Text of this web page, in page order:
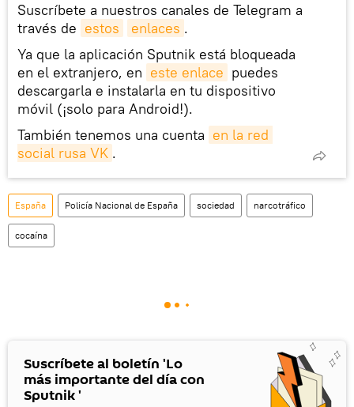
Suscríbete a nuestros canales de Telegram a
través de estos enlaces .
Ya que la aplicación Sputnik está bloqueada
en el extranjero, en este enlace puedes
descargarla e instalarla en tu dispositivo
móvil (¡solo para Android!).
También tenemos una cuenta en la red
social rusa VK .
España Policía Nacional de España sociedad narcotráfico
cocaína
Suscríbete al boletín 'Lo
más importante del día con
Sputnik '